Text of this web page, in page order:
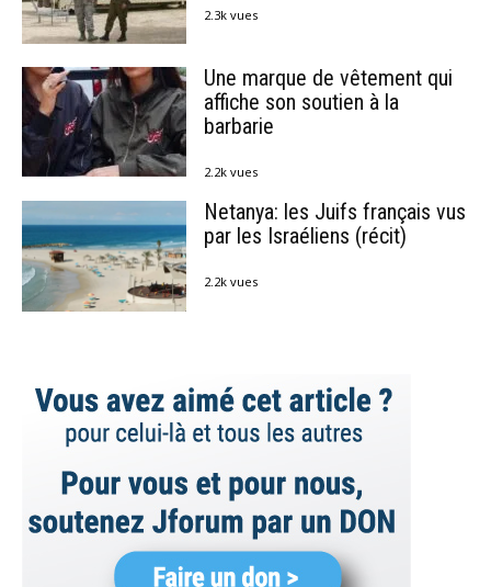
2.3k vues
Une marque de vêtement qui
affiche son soutien à la
barbarie
2.2k vues
Netanya: les Juifs français vus
par les Israéliens (récit)
2.2k vues